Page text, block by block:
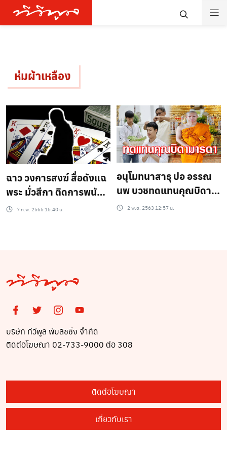
ห่มผ้าเหลือง
ฉาว วงการสงฆ์ สื่อดังแฉ
พระ มั่วสีกา ติดการพนัน
ยืมเงินยูทูปเบอร์ พิธีกรดัง
7 ก.พ. 2565 15:40 น.
อนุโมทนาสาธุ ปอ อรรณ
นพ บวชทดแทนคุณบิดา
มารดา ได้รับฉายา เขม
2 พ.ย. 2563 12:57 น.
บริษัท ทีวีพูล พับลิชชิ่ง จำกัด
ติดต่อโฆษณา 02-733-9000 ต่อ 308
ติดต่อโฆษณา
เกี่ยวกับเรา